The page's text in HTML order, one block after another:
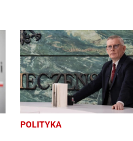
POLITYKA